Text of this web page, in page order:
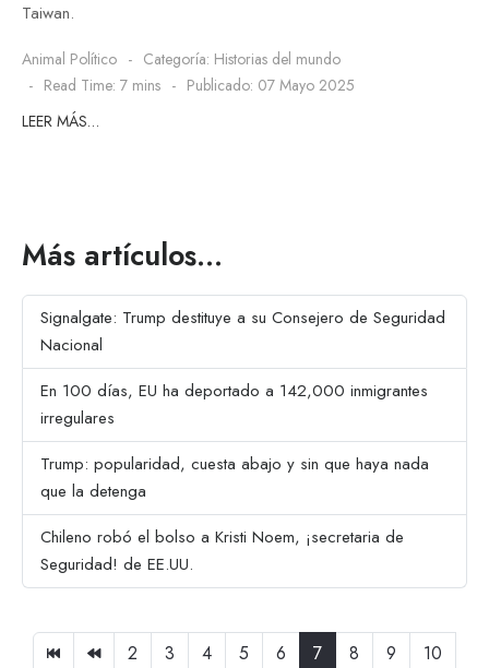
Taiwan.
Animal Político Categoría: Historias del mundo
Read Time: 7 mins
Publicado: 07 Mayo 2025
LEER MÁS…
Más artículos…
Signalgate: Trump destituye a su Consejero de Seguridad
Nacional
En 100 días, EU ha deportado a 142,000 inmigrantes
irregulares
Trump: popularidad, cuesta abajo y sin que haya nada
que la detenga
Chileno robó el bolso a Kristi Noem, ¡secretaria de
Seguridad! de EE.UU.
2 3 4 5 6 7 8 9
10